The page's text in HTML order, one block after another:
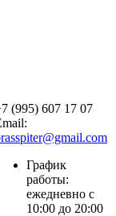
(995) 607 17 07
График
работы:
ежедневно с
10:00 до 20:00